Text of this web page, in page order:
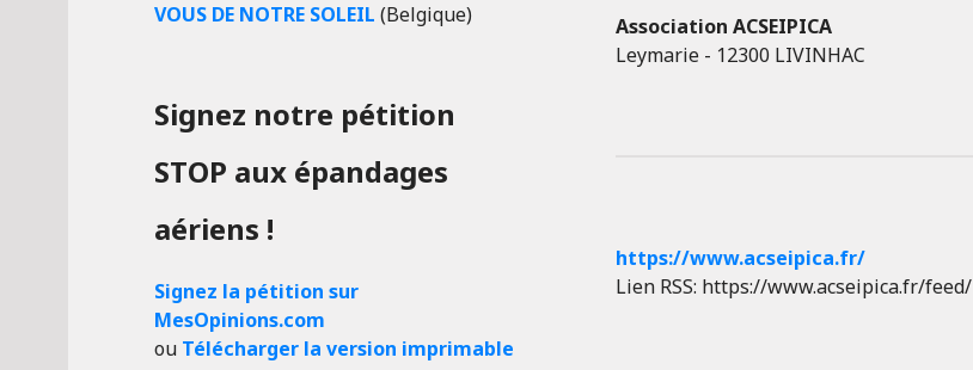
VOUS DE NOTRE SOLEIL (Belgique)
Signez notre pétition
STOP aux épandages
aériens !
Signez la pétition sur
MesOpinions.com
ou Télécharger la version imprimable
Association ACSEIPICA
Leymarie - 12300 LIVINHAC
https://www.acseipica.fr/
Lien RSS: https://www.acseipica.fr/feed/